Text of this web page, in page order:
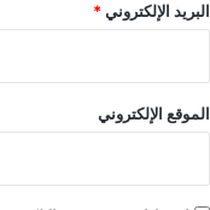
البريد الإلكتروني*
الموقع الإلكتروني